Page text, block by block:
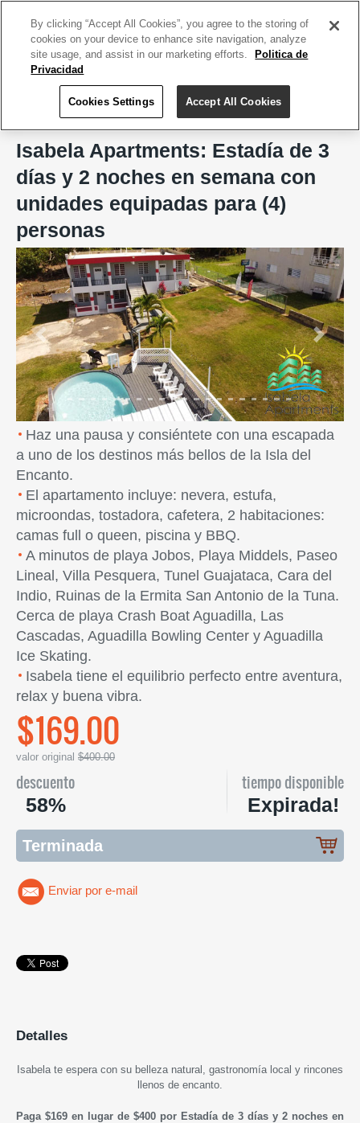
Isabela Apartments
Isabela Apartments: Estadía de 3
días y 2 noches en semana con
unidades equipadas para (4)
personas
Previous Next
Haz una pausa y consiéntete con una escapada
a uno de los destinos más bellos de la Isla del
Encanto.
El apartamento incluye: nevera, estufa,
microondas, tostadora, cafetera, 2 habitaciones:
camas full o queen, piscina y BBQ.
A minutos de playa Jobos, Playa Middels, Paseo
Lineal, Villa Pesquera, Tunel Guajataca, Cara del
Indio, Ruinas de la Ermita San Antonio de la Tuna.
Cerca de playa Crash Boat Aguadilla, Las
Cascadas, Aguadilla Bowling Center y Aguadilla
Ice Skating.
Isabela tiene el equilibrio perfecto entre aventura,
relax y buena vibra.
$169.00
valor original $400.00
descuento
58%
tiempo disponible
Expirada!
Terminada
Enviar por e-mail
Detalles
Isabela te espera con su belleza natural, gastronomía local y rincones
llenos de encanto.
Paga $169 en lugar de $400 por Estadía de 3 días y 2 noches en
By clicking “Accept All Cookies”, you agree to the storing of
cookies on your device to enhance site navigation, analyze
site usage, and assist in our marketing efforts.
Politica de
Privacidad
Cookies Settings Accept All Cookies